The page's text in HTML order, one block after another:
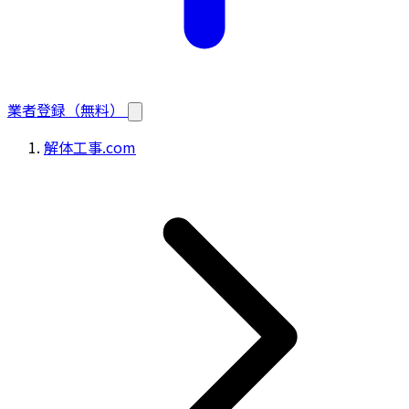
業者登録（無料）
解体工事.com